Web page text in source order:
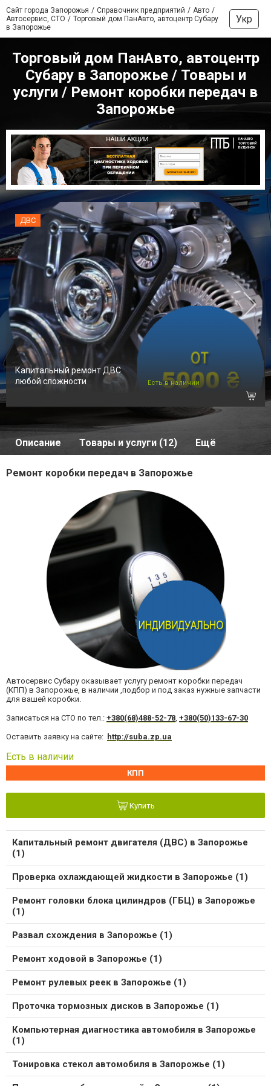
Сайт города Запорожья Справочник предприятий
Авто
Автосервис, СТО
Торговый дом ПанАвто, автоцентр Субару
в Запорожье
Укр
Торговый дом ПанАвто, автоцентр
Субару в Запорожье / Товары и
услуги / Ремонт коробки передач в
Запорожье
ДВС
Капитальный ремонт ДВС
любой сложности
Есть в наличии
Описание Товары и услуги (12) Ещё
Ремонт коробки передач в Запорожье
Автосервис Субару оказывает услугу ремонт коробки передач
(КПП) в Запорожье, в наличии ,подбор и под заказ нужные запчасти
для вашей коробки.
Записаться на СТО по тел.: +380(68)488-52-78, +380(50)133-67-30
Оставить заявку на сайте: http://suba.zp.ua
Есть в наличии
КПП
Купить
Капитальный ремонт двигателя (ДВС) в Запорожье
(1)
Проверка охлаждающей жидкости в Запорожье (1)
Ремонт головки блока цилиндров (ГБЦ) в Запорожье
(1)
Развал схождения в Запорожье (1)
Ремонт ходовой в Запорожье (1)
Ремонт рулевых реек в Запорожье (1)
Проточка тормозных дисков в Запорожье (1)
Компьютерная диагностика автомобиля в Запорожье
(1)
Тонировка стекол автомобиля в Запорожье (1)